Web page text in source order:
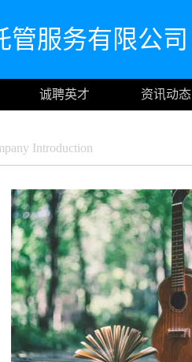
服务有限公司
诚聘英才 资讯动态
Introduction